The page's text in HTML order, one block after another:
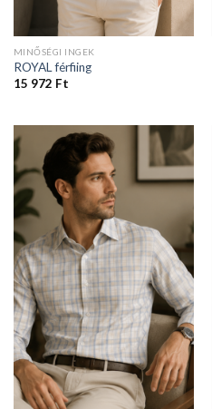
MINŐSÉGI INGEK
ROYAL férfiing
15 972 Ft